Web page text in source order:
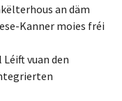
an däm
Kanner moies fréi
vuan den